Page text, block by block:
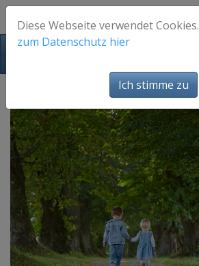
Diese Webseite verwendet Cookies.
zum Datenschutz hier
Ich stimme zu